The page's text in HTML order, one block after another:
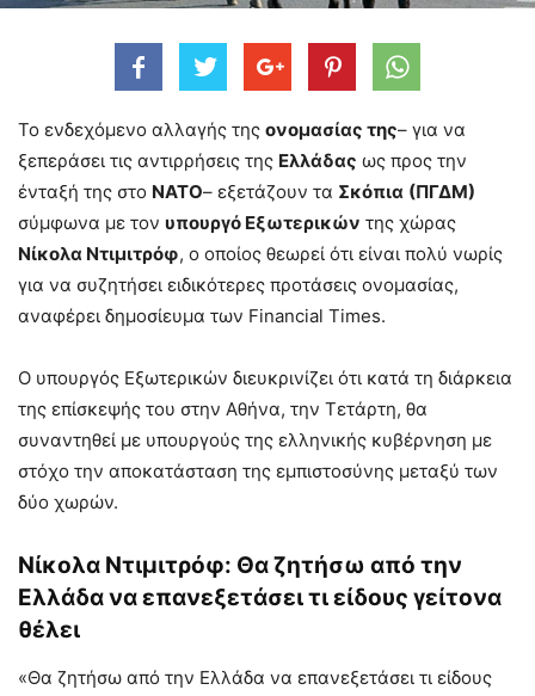
Το ενδεχόμενο αλλαγής της ονομασίας της– για να
ξεπεράσει τις αντιρρήσεις της Ελλάδας ως προς την
ένταξή της στο ΝΑΤΟ– εξετάζουν τα Σκόπια (ΠΓΔΜ)
σύμφωνα με τον υπουργό Εξωτερικών της χώρας
Νίκολα Ντιμιτρόφ, ο οποίος θεωρεί ότι είναι πολύ νωρίς
για να συζητήσει ειδικότερες προτάσεις ονομασίας,
αναφέρει δημοσίευμα των Financial Times.
Ο υπουργός Εξωτερικών διευκρινίζει ότι κατά τη διάρκεια
της επίσκεψής του στην Αθήνα, την Τετάρτη, θα
συναντηθεί με υπουργούς της ελληνικής κυβέρνηση με
στόχο την αποκατάσταση της εμπιστοσύνης μεταξύ των
δύο χωρών.
Νίκολα Ντιμιτρόφ: Θα ζητήσω από την
Ελλάδα να επανεξετάσει τι είδους γείτονα
θέλει
«Θα ζητήσω από την Ελλάδα να επανεξετάσει τι είδους